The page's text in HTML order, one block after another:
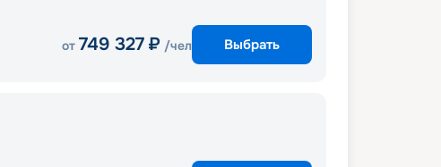
от 749 327 ₽ /чел Выбрать